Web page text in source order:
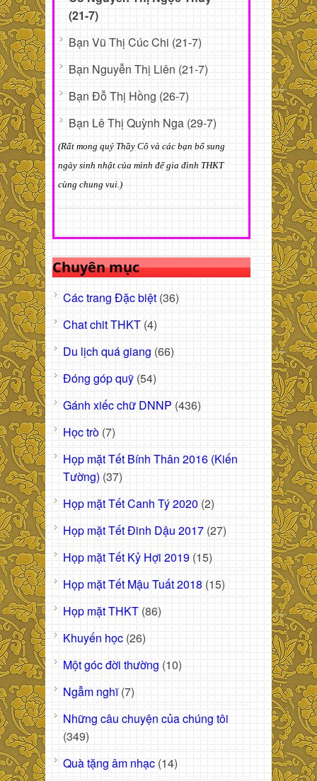
(21-7)
Bạn Vũ Thị Cúc Chi (21-7)
Bạn Nguyễn Thị Liên (21-7)
Bạn Đỗ Thị Hồng (26-7)
Bạn Lê Thị Quỳnh Nga (29-7)
(Rất mong quý Thầy Cô và các bạn bổ sung
ngày sinh nhật của mình để gia đình THKT
cùng chung vui.)
Chuyên mục
Các trang Đặc biệt (36)
Chat chit THKT (4)
Du lịch quá giang (66)
Đóng góp quỹ (54)
Gánh xiếc chữ DNNP (436)
Học trò (7)
Họp mặt Tết Bính Thân 2016 (Kiến
Tường) (37)
Họp mặt Tết Canh Tý 2020 (2)
Họp mặt Tết Đinh Dậu 2017 (27)
Họp mặt Tết Kỷ Hợi 2019 (15)
Họp mặt Tết Mậu Tuất 2018 (15)
Họp mặt THKT (86)
Khuyến học (26)
Một góc đời thường (10)
Ngẫm nghĩ(7)
Những câu chuyện của chúng tôi
(349)
Quà tặng âm nhạc (14)